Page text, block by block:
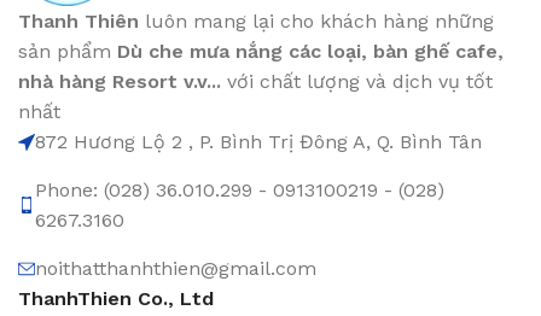
Thanh Thiên luôn mang lại cho khách hàng những
sản phẩm Dù che mưa nắng các loại, bàn ghế cafe,
nhà hàng Resort v.v... với chất lượng và dịch vụ tốt
nhất
872 Hương Lộ 2 , P. Bình Trị Đông A, Q. Bình Tân
Phone: (028) 36.010.299 - 0913100219 - (028)
6267.3160
noithatthanhthien@gmail.com
ThanhThien Co., Ltd